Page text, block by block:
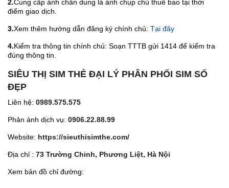
2.Cung cấp ảnh chân dung là ảnh chụp chủ thuê bao tại thời
điểm giao dịch.
3.Xem thêm hướng dẫn đăng ký chính chủ: Tại đây
4.Kiểm tra thông tin chính chủ: Soạn TTTB gửi 1414 để kiểm tra
đúng thông tin.
SIÊU THỊ SIM THẺ ĐẠI LÝ PHÂN PHỐI SIM SỐ
ĐẸP
Liên hệ: 0989.575.575
Phản ánh dịch vụ: 0906.22.88.99
Website: https://sieuthisimthe.com/
Địa chỉ : 73 Trường Chinh, Phương Liệt, Hà Nội
Xem bản đồ chỉ đường: